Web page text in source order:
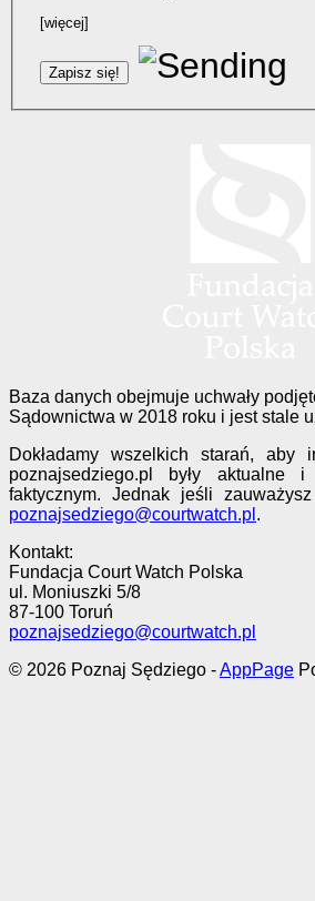
[więcej]
Baza danych obejmuje uchwały
Sądownictwa w 2018 roku i jest stale
Dokładamy wszelkich starań, aby
poznajsedziego.pl były aktualne
faktycznym. Jednak jeśli
poznajsedziego@courtwatch.pl .
Kontakt:
Fundacja Court Watch Polska
ul. Moniuszki 5/8
87-100 Toruń
poznajsedziego@courtwatch.pl
© 2026 Poznaj Sędziego -AppPage